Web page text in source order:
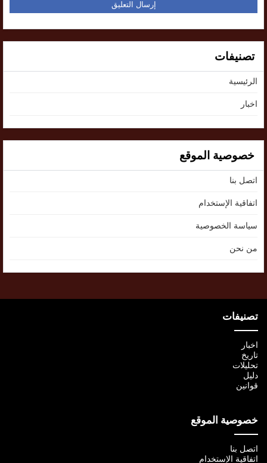
تصنيفات
الرئيسية
اخبار
خصوصية الموقع
اتصل بنا
اتفاقية الإستخدام
سياسة الخصوصية
من نحن
تصنيفات
اخبار
تاريخ
تحليلات
دليل
قوانين
خصوصية الموقع
اتصل بنا
اتفاقية الإستخدام